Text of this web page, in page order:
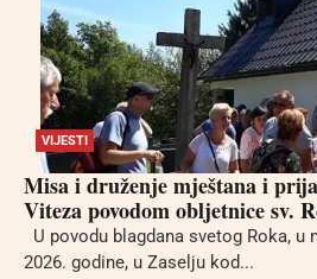
VIJESTI
Misa i druženje mještana i
Viteza povodom obljetnice sv.
U povodu blagdana svetog Roka, u
2026. godine, u Zaselju kod...